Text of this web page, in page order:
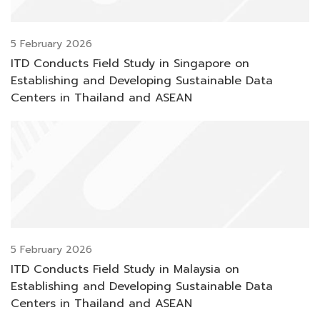
5 February 2026
ITD Conducts Field Study in Singapore on
Establishing and Developing Sustainable Data
Centers in Thailand and ASEAN
5 February 2026
ITD Conducts Field Study in Malaysia on
Establishing and Developing Sustainable Data
Centers in Thailand and ASEAN